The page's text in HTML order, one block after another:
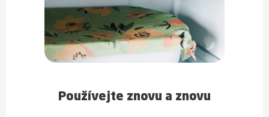
Používejte znovu a znovu